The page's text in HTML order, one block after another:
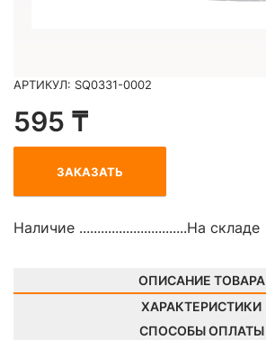
АРТИКУЛ: SQ0331-0002
595 ₸
ЗАКАЗАТЬ
Наличие ..............................На складе
ОПИСАНИЕ ТОВАРА
ХАРАКТЕРИСТИКИ
СПОСОБЫ ОПЛАТЫ